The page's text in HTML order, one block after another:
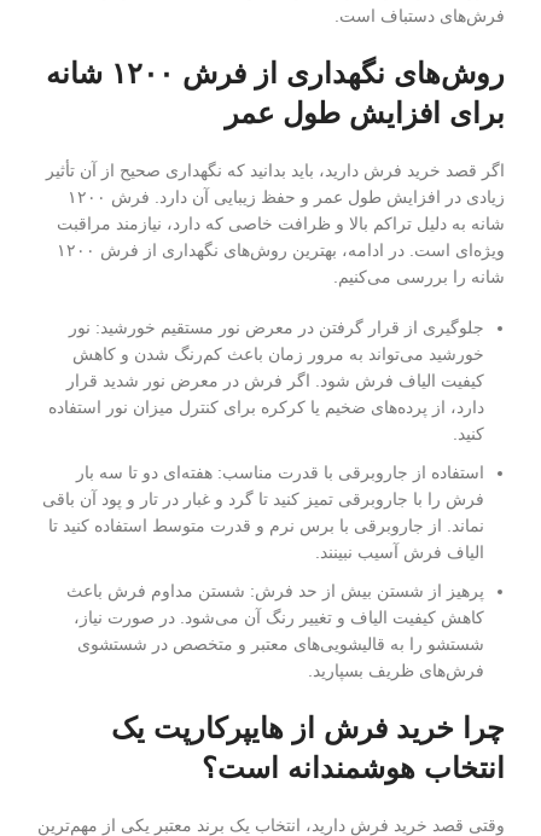
فرش‌های دستباف است.
روش‌های نگهداری از فرش ۱۲۰۰ شانه
برای افزایش طول عمر
اگر قصد خرید فرش دارید، باید بدانید که نگهداری صحیح از آن تأثیر
زیادی در افزایش طول عمر و حفظ زیبایی آن دارد. فرش ۱۲۰۰
شانه به دلیل تراکم بالا و ظرافت خاصی که دارد، نیازمند مراقبت
ویژه‌ای است. در ادامه، بهترین روش‌های نگهداری از فرش ۱۲۰۰
شانه را بررسی می‌کنیم.
جلوگیری از قرار گرفتن در معرض نور مستقیم خورشید: نور
خورشید می‌تواند به مرور زمان باعث کم‌رنگ شدن و کاهش
کیفیت الیاف فرش شود. اگر فرش در معرض نور شدید قرار
دارد، از پرده‌های ضخیم یا کرکره برای کنترل میزان نور استفاده
کنید.
استفاده از جاروبرقی با قدرت مناسب: هفته‌ای دو تا سه بار
فرش را با جاروبرقی تمیز کنید تا گرد و غبار در تار و پود آن باقی
نماند. از جاروبرقی با برس نرم و قدرت متوسط استفاده کنید تا
الیاف فرش آسیب نبینند.
پرهیز از شستن بیش از حد فرش: شستن مداوم فرش باعث
کاهش کیفیت الیاف و تغییر رنگ آن می‌شود. در صورت نیاز،
شستشو را به قالیشویی‌های معتبر و متخصص در شستشوی
فرش‌های ظریف بسپارید.
چرا خرید فرش از هایپرکارپت یک
انتخاب هوشمندانه است؟
وقتی قصد خرید فرش دارید، انتخاب یک برند معتبر یکی از مهم‌ترین